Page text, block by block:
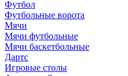
Футбол
Футбольные ворота
Мячи
Мячи футбольные
Мячи баскетбольные
Дартс
Игровые столы